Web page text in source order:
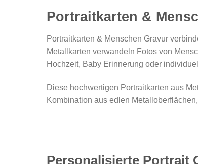
Portraitkarten &
Portraitkarten & Menschen Gravur
Metallkarten verwandeln Fotos von
Hochzeit, Baby Erinnerung oder
Diese hochwertigen Portraitkarten aus
Kombination aus edlen
Personalisierte Portrait